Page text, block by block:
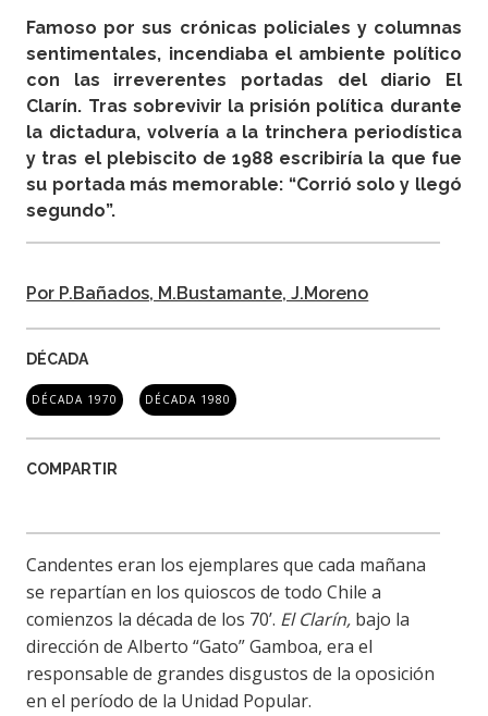
Famoso por sus crónicas policiales y columnas
sentimentales, incendiaba el ambiente político
con las irreverentes portadas del diario El
Clarín. Tras sobrevivir la prisión política durante
la dictadura, volvería a la trinchera periodística
y tras el plebiscito de 1988 escribiría la que fue
su portada más memorable: “Corrió solo y llegó
segundo”.
Por P.Bañados, M.Bustamante, J.Moreno
DÉCADA
DÉCADA 1970 DÉCADA 1980
COMPARTIR
Candentes eran los ejemplares que cada mañana
se repartían en los quioscos de todo Chile a
comienzos la década de los 70’. El Clarín, bajo la
dirección de Alberto “Gato” Gamboa, era el
responsable de grandes disgustos de la oposición
en el período de la Unidad Popular.